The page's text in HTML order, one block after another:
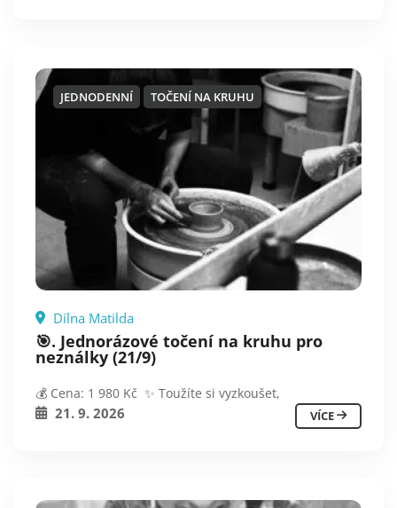
JEDNODENNÍ TOČENÍ NA KRUHU
Dílna Matilda
🎯. Jednorázové točení na kruhu pro
neználky (21/9)
💰 Cena: 1 980 Kč ✨ Toužíte si vyzkoušet,
21. 9. 2026 VÍCE